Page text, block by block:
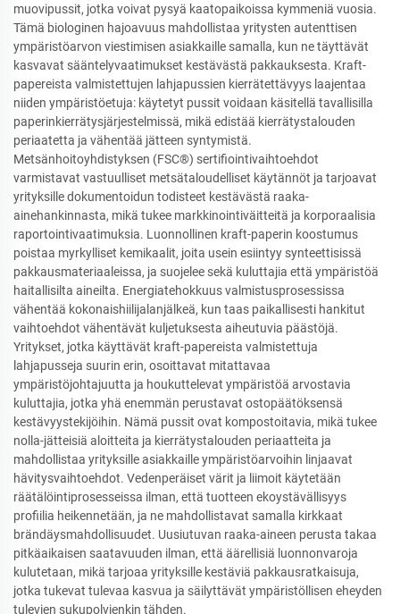
muovipussit, jotka voivat pysyä kaatopaikoissa kymmeniä vuosia.
Tämä biologinen hajoavuus mahdollistaa yritysten autenttisen
ympäristöarvon viestimisen asiakkaille samalla, kun ne täyttävät
kasvavat sääntelyvaatimukset kestävästä pakkauksesta. Kraft-
papereista valmistettujen lahjapussien kierrätettävyys laajentaa
niiden ympäristöetuja: käytetyt pussit voidaan käsitellä tavallisilla
paperinkierrätysjärjestelmissä, mikä edistää kierrätystalouden
periaatetta ja vähentää jätteen syntymistä.
Metsänhoitoyhdistyksen (FSC®) sertifiointivaihtoehdot
varmistavat vastuulliset metsätaloudelliset käytännöt ja tarjoavat
yrityksille dokumentoidun todisteet kestävästä raaka-
ainehankinnasta, mikä tukee markkinointiväitteitä ja korporaalisia
raportointivaatimuksia. Luonnollinen kraft-paperin koostumus
poistaa myrkylliset kemikaalit, joita usein esiintyy synteettisissä
pakkausmateriaaleissa, ja suojelee sekä kuluttajia että ympäristöä
haitallisilta aineilta. Energiatehokkuus valmistusprosessissa
vähentää kokonaishiilijalanjälkeä, kun taas paikallisesti hankitut
vaihtoehdot vähentävät kuljetuksesta aiheutuvia päästöjä.
Yritykset, jotka käyttävät kraft-papereista valmistettuja
lahjapusseja suurin erin, osoittavat mitattavaa
ympäristöjohtajuutta ja houkuttelevat ympäristöä arvostavia
kuluttajia, jotka yhä enemmän perustavat ostopäätöksensä
kestävyystekijöihin. Nämä pussit ovat kompostoitavia, mikä tukee
nolla-jätteisiä aloitteita ja kierrätystalouden periaatteita ja
mahdollistaa yrityksille asiakkaille ympäristöarvoihin linjaavat
hävitysvaihtoehdot. Vedenperäiset värit ja liimoit käytetään
räätälöintiprosesseissa ilman, että tuotteen ekoystävällisyys
profiilia heikennetään, ja ne mahdollistavat samalla kirkkaat
brändäysmahdollisuudet. Uusiutuvan raaka-aineen perusta takaa
pitkäaikaisen saatavuuden ilman, että äärellisiä luonnonvaroja
kulutetaan, mikä tarjoaa yrityksille kestäviä pakkausratkaisuja,
jotka tukevat tulevaa kasvua ja säilyttävät ympäristöllisen eheyden
tulevien sukupolvienkin tähden.